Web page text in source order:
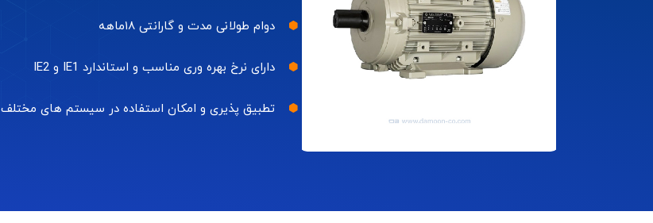
دوام طولانی مدت و گارانتی ۱۸ماهه
دارای نرخ بهره وری مناسب و استاندارد IE1 و IE2
تطبیق پذیری و امکان استفاده در سیستم های مختلف